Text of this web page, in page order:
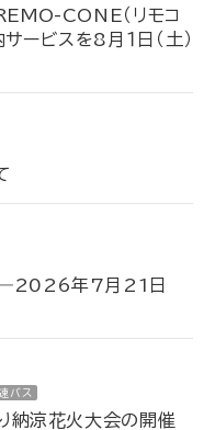
CONE（リモコ
ービスを8月１日（土）
―2026年7月21日
バス
納涼花火大会の開催